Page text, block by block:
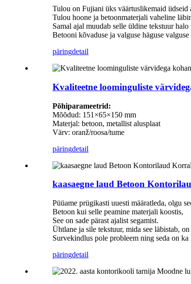
Tulou on Fujiani üks väärtuslikemaid iidseid
Tulou hoone ja betoonmaterjali vaheline
Samal ajal muudab selle üldine tekstuur halo
Betooni kõvaduse ja valguse häguse
päringdetail
Kvaliteetne loominguliste
Põhiparameetrid:
Mõõdud: 151×65×150 mm
Materjal: betoon, metallist alusplaat
Värv: oranž/roosa/tume
päringdetail
kaasaegne laud Betoon
Püüame prügikasti uuesti määratleda, olgu
Betoon kui selle peamine materjali koostis,
See on sade pärast ajalist segamist.
Ühtlane ja sile tekstuur, mida see läbistab,
Survekindlus pole probleem ning seda on
päringdetail